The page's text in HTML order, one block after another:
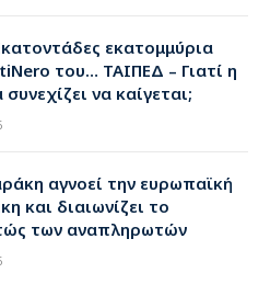
εκατομμύρια
του… ΤΑΙΠΕΔ – Γιατί η
να καίγεται;
αγνοεί την ευρωπαϊκή
και διαιωνίζει το
των αναπληρωτών